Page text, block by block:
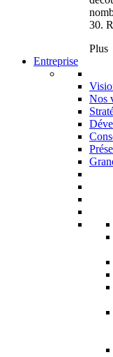
30.
Plus
Entreprise
Nos